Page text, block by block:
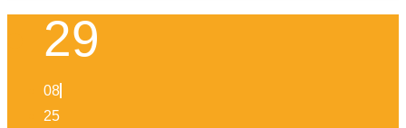
29
08
25